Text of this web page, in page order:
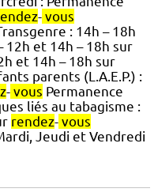
- vous
: 14h – 18h
12h et 14h – 18h sur
et 14h – 18h sur
parents (L.A.E.P.) :
- vous Permanence
liés au tabagisme :
rendez- vous
Jeudi et Vendredi